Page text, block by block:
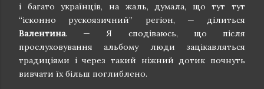
і багато українців, на жаль, думала, що тут тут
“ісконно рускоязичний” регіон, — ділиться
Валентина. — Я сподіваюсь, що після
прослуховування альбому люди зацікавляться
традиціями і через такий ніжний дотик почнуть
вивчати їх більш поглиблено.